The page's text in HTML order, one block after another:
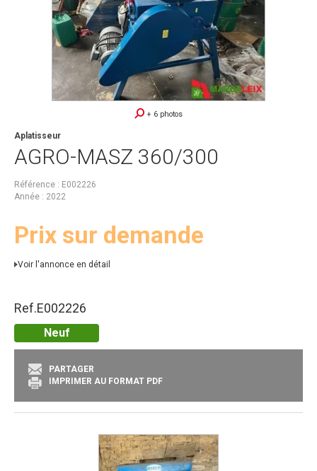
+ 6 photos
AGRO-MASZ 360/300
Aplatisseur
Référence
E002226
Année
2022
Prix sur demande
Voir l'annonce en détail
Ref.E002226
Neuf
PARTAGER
IMPRIMER AU FORMAT PDF